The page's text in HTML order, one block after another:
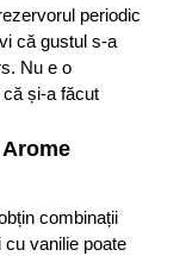
periodic
că gustul s-a
Nu e o
și-a făcut
combinații
vanilie poate